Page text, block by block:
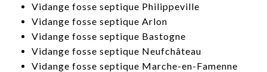
​Vidange fosse septique Philippeville
​Vidange fosse septique Arlon
​Vidange fosse septique Bastogne
​Vidange fosse septique Neufchâteau
​Vidange fosse septique Marche-en-Famenne